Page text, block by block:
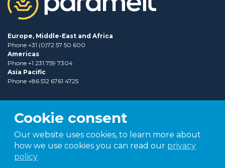
Europe, Middle-East and Africa
Phone +31 (0)72 57 50 600
Americas
Phone +1 231 759 7304
Asia Pacific
Phone +86 512 6761 4725
Part ofTER group
Cookie consent
Our website uses cookies, to learn more about
how we use cookies you can read our privacy
policy